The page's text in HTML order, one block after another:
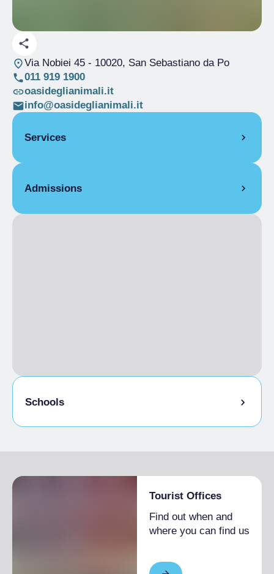
Via Nobiei 45- 10020, San Sebastiano da Po
011 919 1900
oasideglianimali.it
info@oasideglianimali.it
Services
Refreshment Point
Admissions
Schools
Tourist Offices
Find out when and
where you can find us